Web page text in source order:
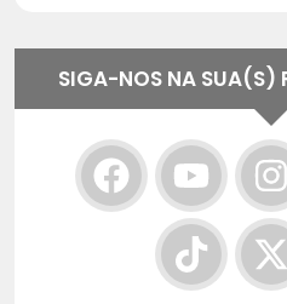
SIGA-NOS NA SUA(S)